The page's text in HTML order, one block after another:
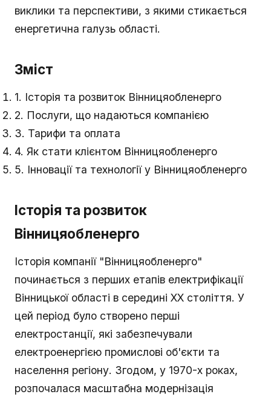
виклики та перспективи, з якими стикається
енергетична галузь області.
Зміст
1. Історія та розвиток Вінницяобленерго
2. Послуги, що надаються компанією
3. Тарифи та оплата
4. Як стати клієнтом Вінницяобленерго
5. Інновації та технології у Вінницяобленерго
Історія та розвиток
Вінницяобленерго
Історія компанії "Вінницяобленерго"
починається з перших етапів електрифікації
Вінницької області в середині XX століття. У
цей період було створено перші
електростанції, які забезпечували
електроенергією промислові об'єкти та
населення регіону. Згодом, у 1970-х роках,
розпочалася масштабна модернізація